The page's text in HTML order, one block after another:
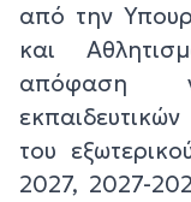
από την
και
απόφαση
του
2027, 2027-